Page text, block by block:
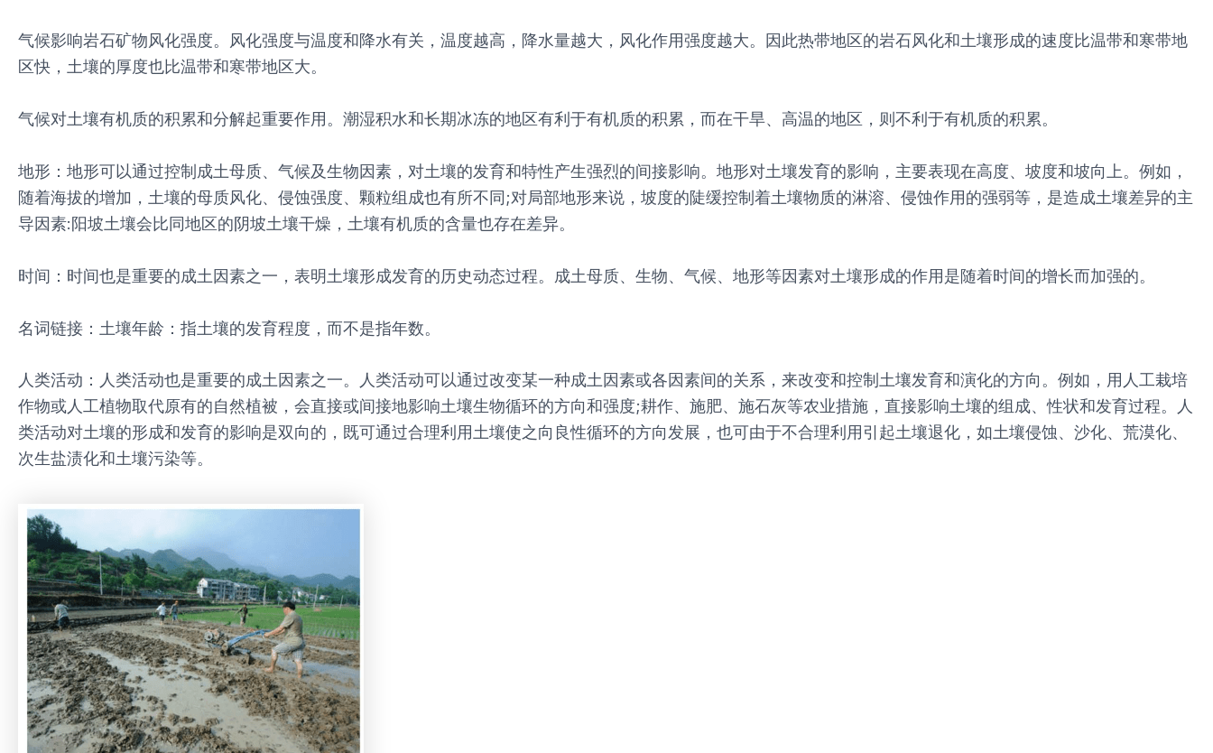
气候影响岩石矿物风化强度。风化强度与温度和降水有关，温度越高，降水量越大，风化作用强度越大。因此热带地区的岩石风化和土壤形成的速度比温带和寒带地
区快，土壤的厚度也比温带和寒带地区大。
气候对土壤有机质的积累和分解起重要作用。潮湿积水和长期冰冻的地区有利于有机质的积累，而在干旱、高温的地区，则不利于有机质的积累。
地形：地形可以通过控制成土母质、气候及生物因素，对土壤的发育和特性产生强烈的间接影响。地形对土壤发育的影响，主要表现在高度、坡度和坡向上。例如，
随着海拔的增加，土壤的母质风化、侵蚀强度、颗粒组成也有所不同;对局部地形来说，坡度的陡缓控制着土壤物质的淋溶、侵蚀作用的强弱等，是造成土壤差异的主
导因素:阳坡土壤会比同地区的阴坡土壤干燥，土壤有机质的含量也存在差异。
时间：时间也是重要的成土因素之一，表明土壤形成发育的历史动态过程。成土母质、生物、气候、地形等因素对土壤形成的作用是随着时间的增长而加强的。
名词链接：土壤年龄：指土壤的发育程度，而不是指年数。
人类活动：人类活动也是重要的成土因素之一。人类活动可以通过改变某一种成土因素或各因素间的关系，来改变和控制土壤发育和演化的方向。例如，用人工栽培
作物或人工植物取代原有的自然植被，会直接或间接地影响土壤生物循环的方向和强度;耕作、施肥、施石灰等农业措施，直接影响土壤的组成、性状和发育过程。人
类活动对土壤的形成和发育的影响是双向的，既可通过合理利用土壤使之向良性循环的方向发展，也可由于不合理利用引起土壤退化，如土壤侵蚀、沙化、荒漠化、
次生盐渍化和土壤污染等。